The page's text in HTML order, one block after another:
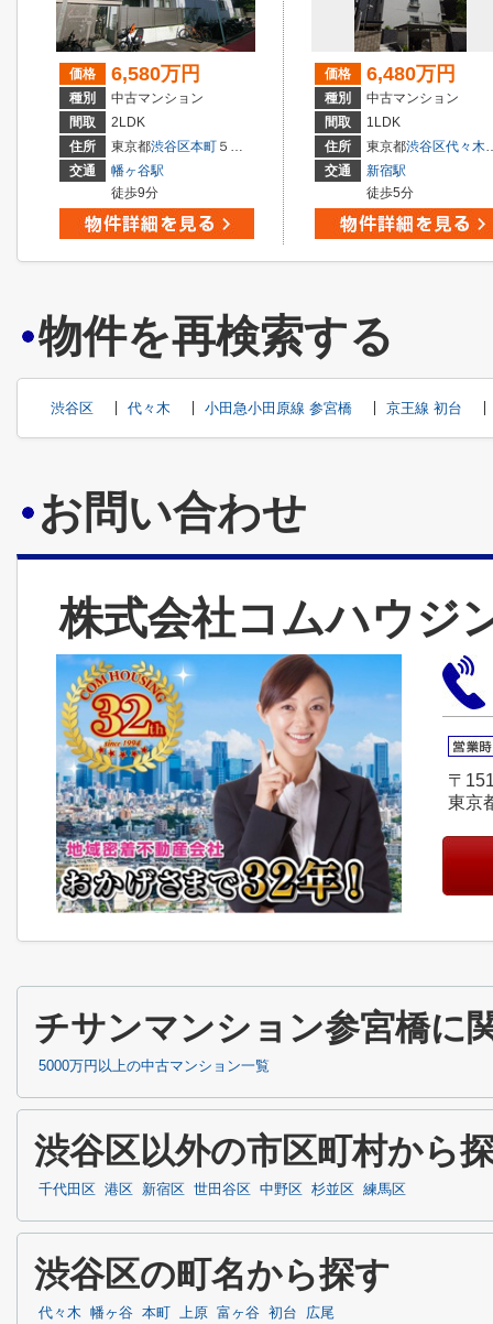
価格 6,580万円
種別
中古マンション
間取
2LDK
住所
東京都渋谷区本町 ５丁目
交通
幡ヶ谷駅
徒歩9分
価格 6,480万円
種別
中古マンション
間取
1LDK
住所
東京都渋谷区代々木
交通
新宿駅
徒歩5分
物件を再検索する
渋谷区 代々木 小田急小田原線 参宮橋 京王線 初台
お問い合わせ
株式会社コムハウジ
〒
東京
チサンマンション参宮橋に
5000万円以上の中古マンション一覧
渋谷区以外の市区町村から
千代田区 港区 新宿区 世田谷区 中野区 杉並区 練馬区
渋谷区の町名から探す
代々木 幡ヶ谷 本町 上原 富ヶ谷 初台 広尾